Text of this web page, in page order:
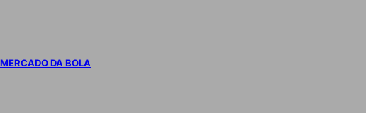
MERCADO DA BOLA